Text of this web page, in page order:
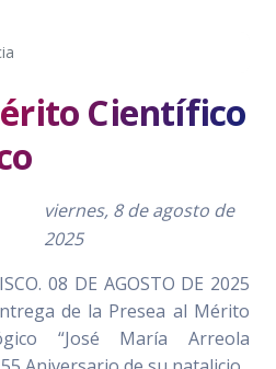
Científico
viernes, 8 de agosto de
2025
08 DE AGOSTO DE 2025
de la Presea al Mérito
“José María Arreola